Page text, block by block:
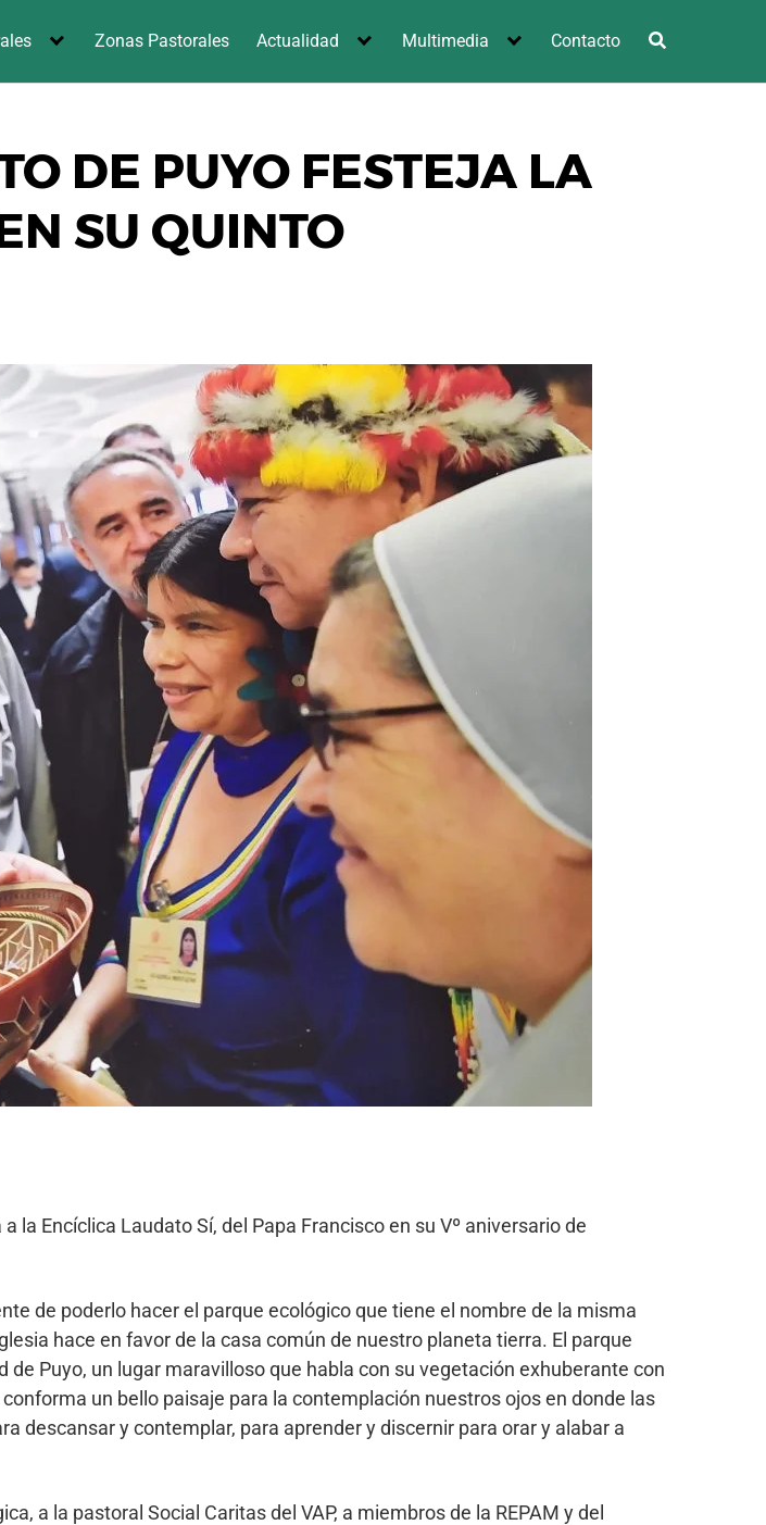
Zonas Pastorales Actualidad Multimedia Contacto
DE PUYO FESTEJA LA
SU QUINTO
Encíclica Laudato Sí, del Papa Francisco en su Vº aniversario de
de poderlo hacer el parque ecológico que tiene el nombre de la misma
hace en favor de la casa común de nuestro planeta tierra. El parque
Puyo, un lugar maravilloso que habla con su vegetación exhuberante con
un bello paisaje para la contemplación nuestros ojos en donde las
descansar y contemplar, para aprender y discernir para orar y alabar a
a la pastoral Social Caritas del VAP, a miembros de la REPAM y del